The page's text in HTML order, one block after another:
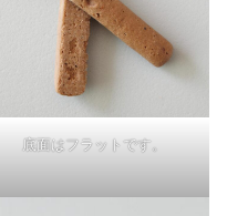
底面はフラットです。